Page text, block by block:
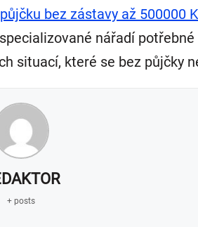
půjčku bez zástavy až 500000
nářadí
situací, které se bez půjčky
+ posts